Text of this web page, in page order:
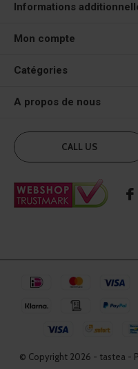
Informations
Mon compte
Catégories
A propos de nous
CALL US
© Copyright 2026 - tastea -